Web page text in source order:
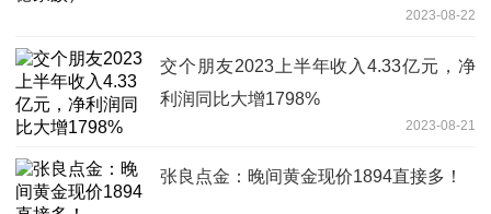
2023-08-22
交个朋友2023上半年收入4.33亿元，净
利润同比大增1798%
2023-08-21
张良点金：晚间黄金现价1894直接多！